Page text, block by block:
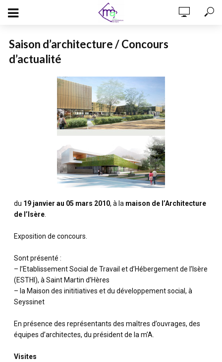
Saison d’architecture / Concours
d’actualité
du 19 janvier au 05 mars 2010, à la maison de l’Architecture
de l’Isère
Exposition de concours.
Sont présenté :
– l’Etablissement Social de Travail et d’Hébergement de l’Isère
(ESTHI), à Saint Martin d’Hères
– la Maison des inititiatives et du développement social, à
Seyssinet
En présence des représentants des maîtres d’ouvrages, des
équipes d’architectes, du président de la m’A.
Visites